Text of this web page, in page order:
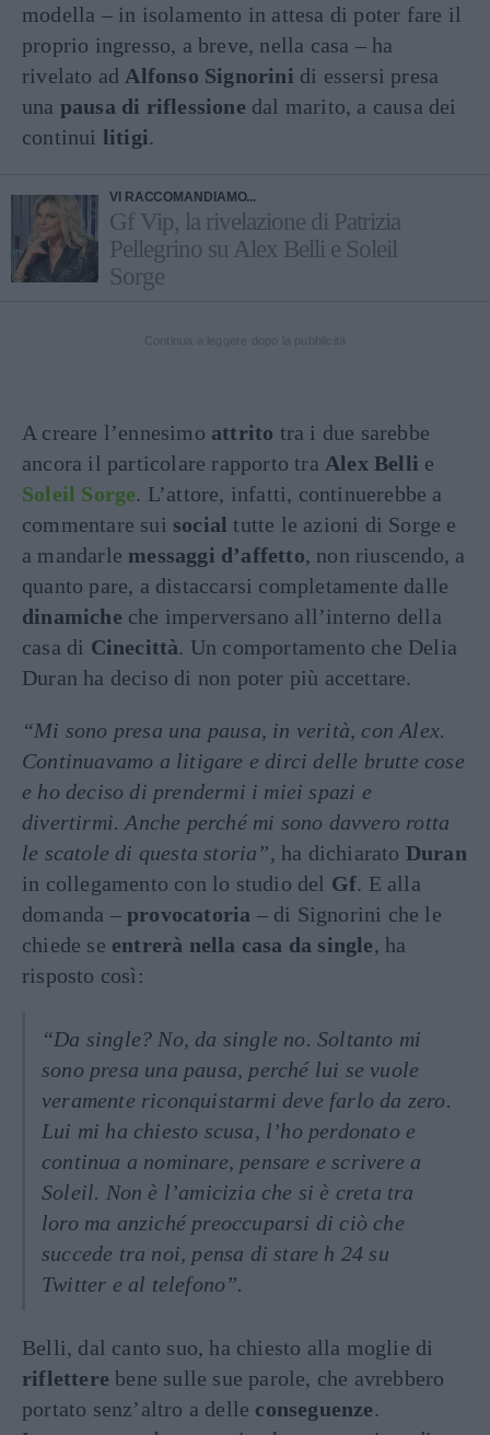
modella – in isolamento in attesa di poter fare il
proprio ingresso, a breve, nella casa – ha
rivelato ad Alfonso Signorini di essersi presa
una pausa di riflessione dal marito, a causa dei
continui litigi.
VI RACCOMANDIAMO...
Gf Vip, la rivelazione di Patrizia
Pellegrino su Alex Belli e Soleil
Sorge
A creare l’ennesimo attrito tra i due sarebbe
ancora il particolare rapporto tra Alex Belli e
Soleil Sorge. L’attore, infatti, continuerebbe a
commentare sui social tutte le azioni di Sorge e
a mandarle messaggi d’affetto, non riuscendo, a
quanto pare, a distaccarsi completamente dalle
dinamiche che imperversano all’interno della
casa di Cinecittà. Un comportamento che Delia
Duran ha deciso di non poter più accettare.
“Mi sono presa una pausa, in verità, con Alex.
Continuavamo a litigare e dirci delle brutte cose
e ho deciso di prendermi i miei spazi e
divertirmi. Anche perché mi sono davvero rotta
le scatole di questa storia”, ha dichiarato Duran
in collegamento con lo studio del Gf. E alla
domanda – provocatoria – di Signorini che le
chiede se entrerà nella casa da single, ha
risposto così:
“Da single? No, da single no. Soltanto mi
sono presa una pausa, perché lui se vuole
veramente riconquistarmi deve farlo da zero.
Lui mi ha chiesto scusa, l’ho perdonato e
continua a nominare, pensare e scrivere a
Soleil. Non è l’amicizia che si è creta tra
loro ma anziché preoccuparsi di ciò che
succede tra noi, pensa di stare h 24 su
Twitter e al telefono”.
Belli, dal canto suo, ha chiesto alla moglie di
riflettere bene sulle sue parole, che avrebbero
portato senz’altro a delle conseguenze.